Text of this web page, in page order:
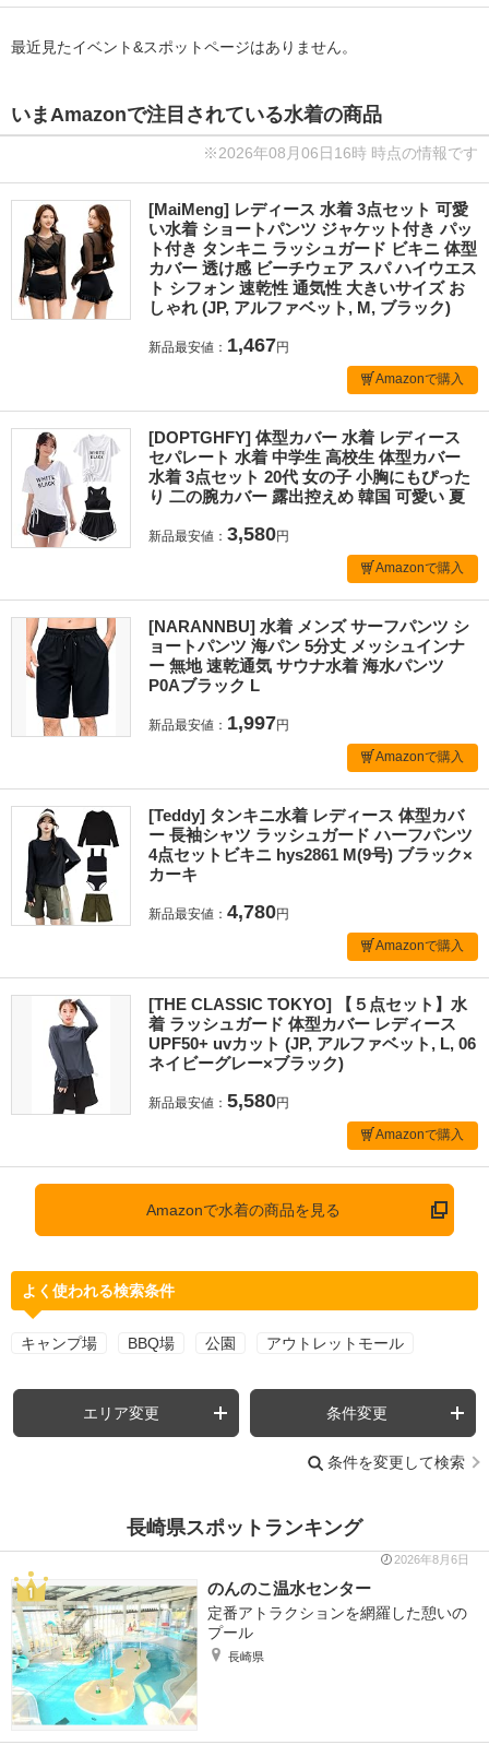
最近見たイベント&スポットページはありません。
いまAmazonで注目されている水着の商品
※2026年08月06日16時 時点の情報です
[MaiMeng] レディース 水着 3点セット 可愛
い水着 ショートパンツ ジャケット付き パッ
ト付き タンキニ ラッシュガード ビキニ 体型
カバー 透け感 ビーチウェア スパ ハイウエス
ト シフォン 速乾性 通気性 大きいサイズ お
しゃれ (JP, アルファベット, M, ブラック)
新品最安値： 1,467円
Amazonで購入
[DOPTGHFY] 体型カバー 水着 レディース
セパレート 水着 中学生 高校生 体型カバー
水着 3点セット 20代 女の子 小胸にもぴった
り 二の腕カバー 露出控えめ 韓国 可愛い 夏
新品最安値： 3,580円
Amazonで購入
[NARANNBU] 水着 メンズ サーフパンツ シ
ョートパンツ 海パン 5分丈 メッシュインナ
ー 無地 速乾通気 サウナ水着 海水パンツ
P0Aブラック L
新品最安値： 1,997円
Amazonで購入
[Teddy] タンキニ水着 レディース 体型カバ
ー 長袖シャツ ラッシュガード ハーフパンツ
4点セットビキニ hys2861 M(9号) ブラック×
カーキ
新品最安値： 4,780円
Amazonで購入
[THE CLASSIC TOKYO] 【５点セット】水
着 ラッシュガード 体型カバー レディース
UPF50+ uvカット (JP, アルファベット, L, 06
ネイビーグレー×ブラック)
新品最安値： 5,580円
Amazonで購入
Amazonで水着の商品を見る
よく使われる検索条件
キャンプ場 BBQ場 公園 アウトレットモール
エリア変更 条件変更
条件を変更して検索
長崎県スポットランキング
2026年8月6日
のんのこ温水センター
定番アトラクションを網羅した憩いの
プール
長崎県